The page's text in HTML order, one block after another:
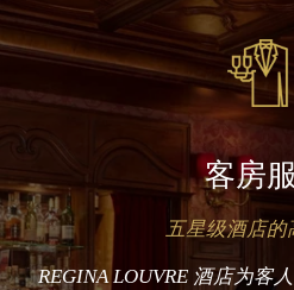
客房
五星级酒店的
REGINA LOUVRE 酒店为客